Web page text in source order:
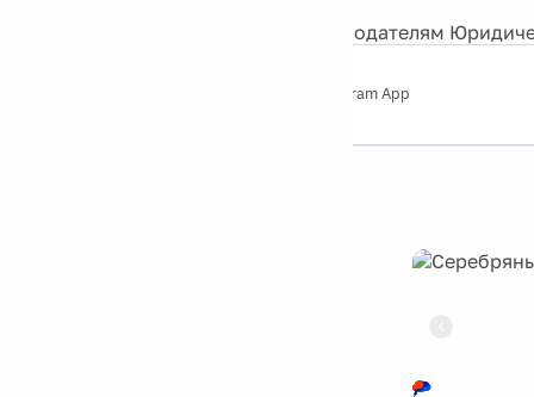
Рекламодателям
Telegram App